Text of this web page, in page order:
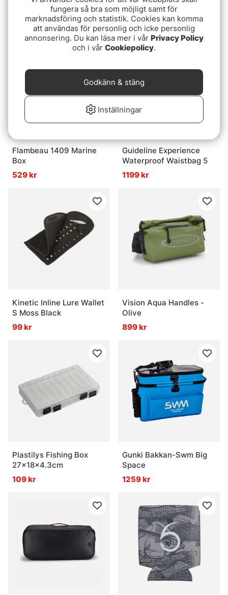
379 kr
Carryall XL - Green
799 kr
Flambeau 1409 Marine
Box
529 kr
Guideline Experience
Waterproof Waistbag 5
1199 kr
Kinetic Inline Lure Wallet
S Moss Black
99 kr
Vision Aqua Handles -
Olive
899 kr
Plastilys Fishing Box
27x18x4.3cm
109 kr
Gunki Bakkan-Swm Big
Space
1259 kr
fungera så bra som möjligt samt för
marknadsföring och statistik. Cookies kan komma
att användas för personlig och icke personlig
annonsering. Du kan läsa mer i vår Privacy Policy
och i vår Cookiepolicy.
Inställningar
Godkänn & stäng